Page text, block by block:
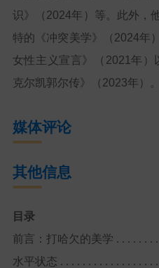
识》（2024年）等。此外，
特的《冲突美学》（2024年
女性主义宣言》（2021年）
克尔凯郭尔传》（2023年）。
媒体评论
其他信息
目录
前言：打哈欠的美学 . . . . . . . .
水平状态 . . . . . . . . . . . . . . . . .